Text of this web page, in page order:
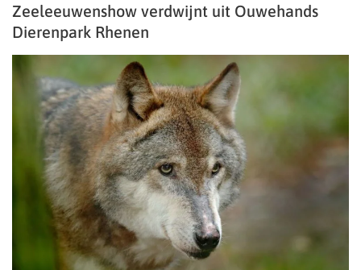
Zeeleeuwenshow verdwijnt uit Ouwehands
Dierenpark Rhenen